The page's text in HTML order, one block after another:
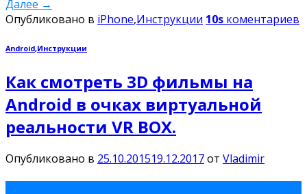
Далее →
Опубликовано в iPhone,Инструкции 10s коментариев
Android,Инструкции
Как смотреть 3D фильмы на
Android в очках виртуальной
реальности VR BOX.
Опубликовано в 25.10.201519.12.2017от Vladimir